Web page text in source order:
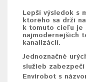
Lepší výsledok s
ktorého sa drží
k tomuto cieľu je
najmodernejších
kanalizácií.
Jednoznačné
služieb
Envirobot s